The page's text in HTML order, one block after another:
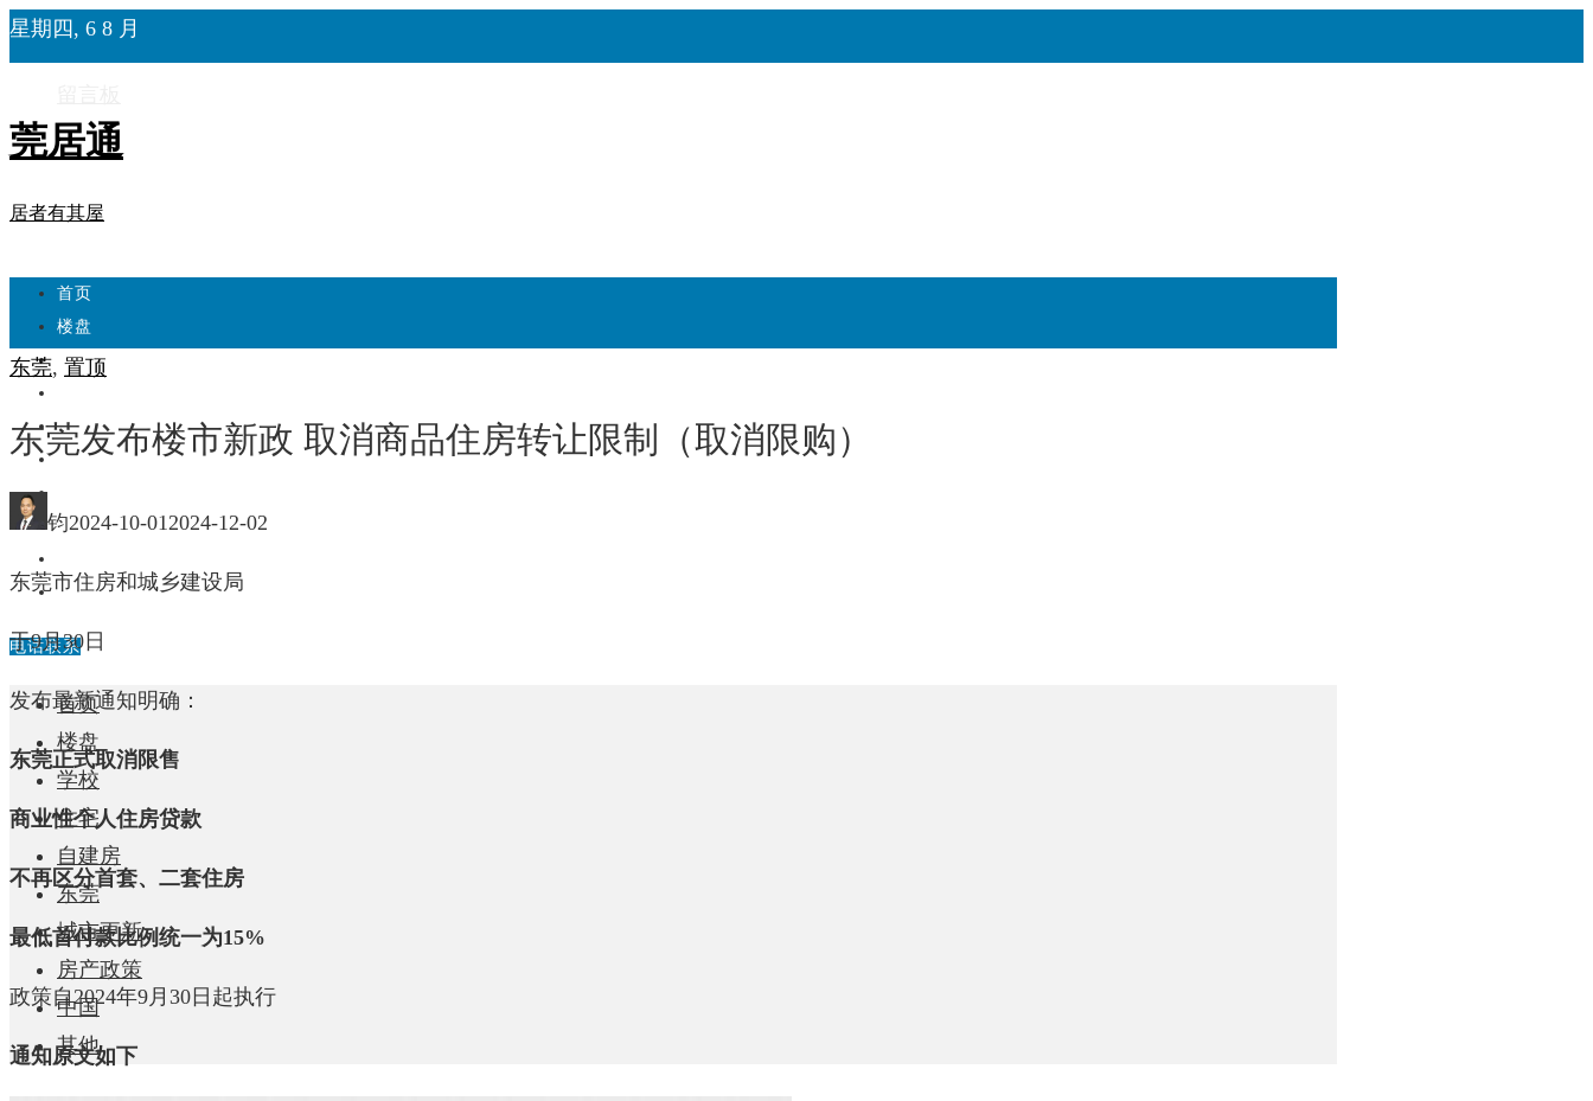
星期四, 6 8 月
莞居通
居者有其屋
首页
楼盘
学校
自建房
东莞
房产政策
其他
电话联系
首页
楼盘
学校
住宅
自建房
东莞
城市更新
房产政策
中国
其他
东莞, 置顶
东莞发布楼市新政 取消商品住房转让限制（取消限购）
钧2024-10-01 2024-12-02
东莞市住房和城乡建设局
于9月30日
发布最新通知明确：
东莞正式取消限售
商业性个人住房贷款
不再区分首套、二套住房
最低首付款比例统一为15%
政策自2024年9月30日起执行
通知原文如下